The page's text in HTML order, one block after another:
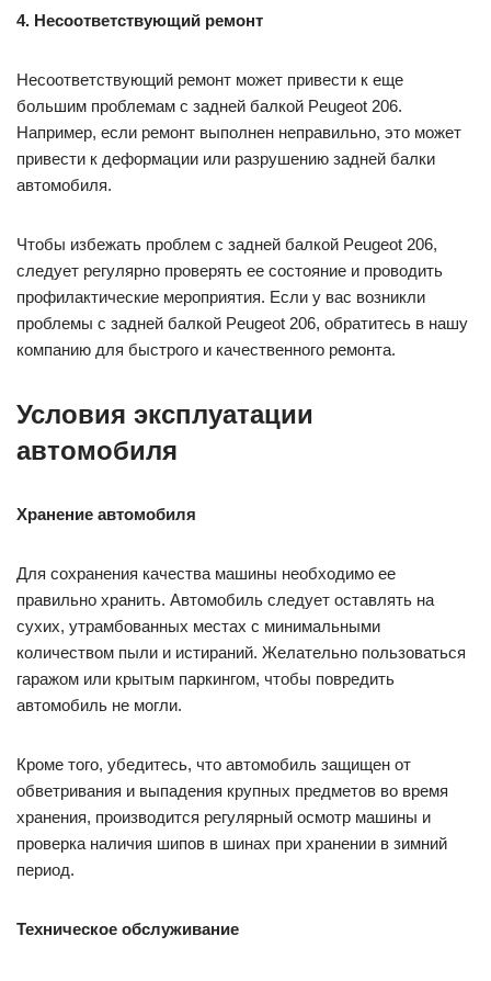
4. Несоответствующий ремонт
Несоответствующий ремонт может привести к еще
большим проблемам с задней балкой Peugeot 206.
Например, если ремонт выполнен неправильно, это может
привести к деформации или разрушению задней балки
автомобиля.
Чтобы избежать проблем с задней балкой Peugeot 206,
следует регулярно проверять ее состояние и проводить
профилактические мероприятия. Если у вас возникли
проблемы с задней балкой Peugeot 206, обратитесь в нашу
компанию для быстрого и качественного ремонта.
Условия эксплуатации
автомобиля
Хранение автомобиля
Для сохранения качества машины необходимо ее
правильно хранить. Автомобиль следует оставлять на
сухих, утрамбованных местах с минимальными
количеством пыли и истираний. Желательно пользоваться
гаражом или крытым паркингом, чтобы повредить
автомобиль не могли.
Кроме того, убедитесь, что автомобиль защищен от
обветривания и выпадения крупных предметов во время
хранения, производится регулярный осмотр машины и
проверка наличия шипов в шинах при хранении в зимний
период.
Техническое обслуживание